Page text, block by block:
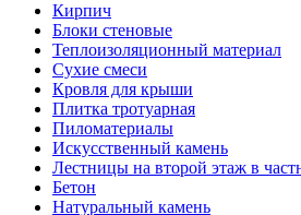
Кирпич
Блоки стеновые
Теплоизоляционный материал
Сухие смеси
Кровля для крыши
Плитка тротуарная
Пиломатериалы
Искусственный камень
Лестницы на второй этаж в
Бетон
Натуральный камень